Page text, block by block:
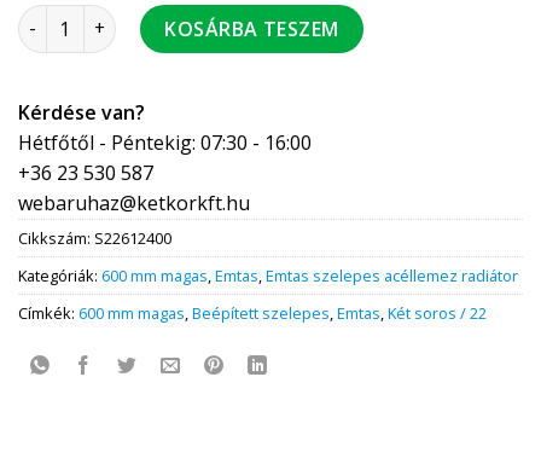
Emtas lapradiátor szelepes 22/600-2400 mennyiség
KOSÁRBA TESZEM
Kérdése van?
Hétfőtől - Péntekig: 07:30 - 16:00
+36 23 530 587
webaruhaz@ketkorkft.hu
Cikkszám: S22612400
Kategóriák: 600 mm magas,Emtas,Emtas szelepes acéllemez radiátor
Címkék: 600 mm magas,Beépített szelepes,Emtas,Két soros / 22